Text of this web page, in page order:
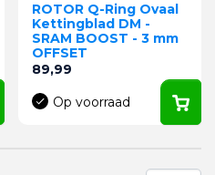
ROTOR Q-Ring Ovaal
Kettingblad DM -
SRAM BOOST - 3 mm
OFFSET
Prijs
89,99
Op voorraad